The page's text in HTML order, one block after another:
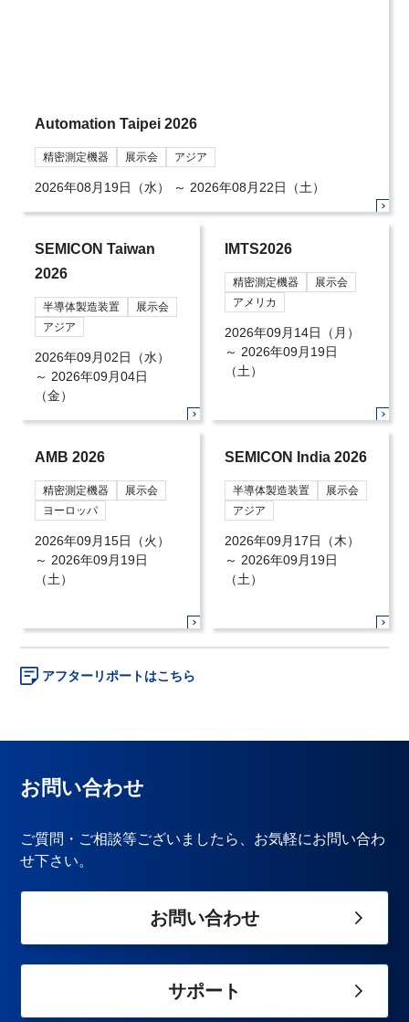
Automation Taipei 2026
精密測定機器 展示会 アジア
2026年08月19日（水） ～ 2026年08月22日（土）
SEMICON Taiwan
2026
半導体製造装置
展示会
アジア
2026年09月02日（水）
～ 2026年09月04日
（金）
IMTS2026
精密測定機器
展示会
アメリカ
2026年09月14日（月）
～ 2026年09月19日
（土）
AMB 2026
精密測定機器
展示会
ヨーロッパ
2026年09月15日（火）
～ 2026年09月19日
（土）
SEMICON India 2026
半導体製造装置
展示会
アジア
2026年09月17日（木）
～ 2026年09月19日
（土）
アフターリポートはこちら
お問い合わせ
ご質問・ご相談等ございましたら、お気軽にお問い合わ
せ下さい。
お問い合わせ
サポート